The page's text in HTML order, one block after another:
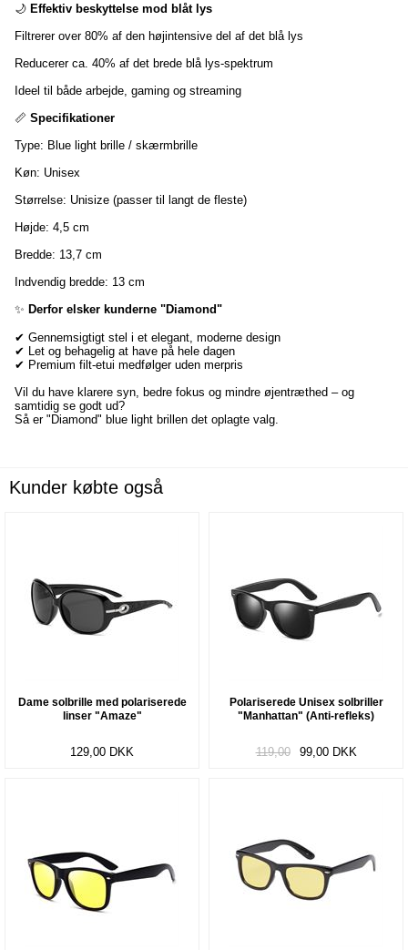
🌙 Effektiv beskyttelse mod blåt lys
Filtrerer over 80% af den højintensive del af det blå lys
Reducerer ca. 40% af det brede blå lys-spektrum
Ideel til både arbejde, gaming og streaming
📏 Specifikationer
Type: Blue light brille / skærmbrille
Køn: Unisex
Størrelse: Unisize (passer til langt de fleste)
Højde: 4,5 cm
Bredde: 13,7 cm
Indvendig bredde: 13 cm
✨ Derfor elsker kunderne "Diamond"
✔ Gennemsigtigt stel i et elegant, moderne design
✔ Let og behagelig at have på hele dagen
✔ Premium filt-etui medfølger uden merpris
Vil du have klarere syn, bedre fokus og mindre øjentræthed – og
samtidig se godt ud?
Så er "Diamond" blue light brillen det oplagte valg.
Kunder købte også
Dame solbrille med polariserede
linser "Amaze"
129,00 DKK
Polariserede Unisex solbriller
"Manhattan" (Anti-refleks)
119,00 99,00 DKK